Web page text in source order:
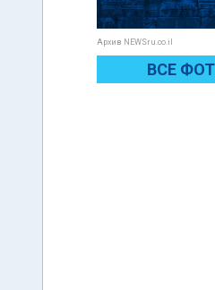
Архив NEWSru.co.il
ВСЕ